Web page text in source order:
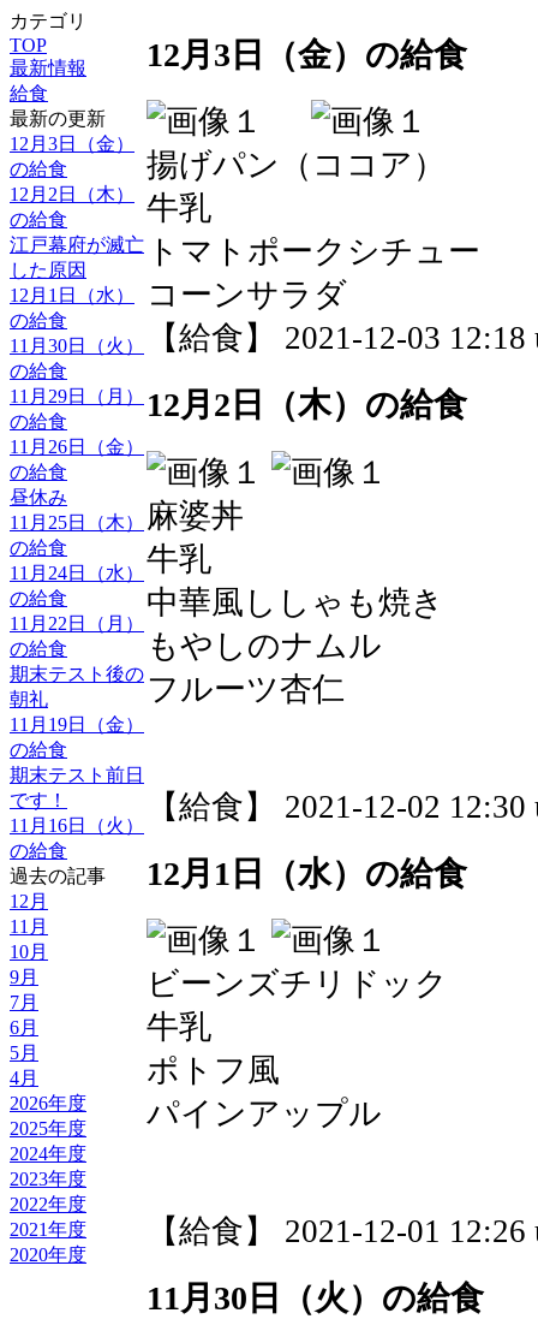
カテゴリ
TOP
最新情報
給食
最新の更新
12月3日（金）
の給食
12月2日（木）
の給食
江戸幕府が滅亡
した原因
12月1日（水）
の給食
11月30日（火）
の給食
11月29日（月）
の給食
11月26日（金）
の給食
昼休み
11月25日（木）
の給食
11月24日（水）
の給食
11月22日（月）
の給食
期末テスト後の
朝礼
11月19日（金）
の給食
期末テスト前日
です！
11月16日（火）
の給食
過去の記事
12月
11月
10月
9月
7月
6月
5月
4月
2026年度
2025年度
2024年度
2023年度
2022年度
2021年度
2020年度
12月3日（金）の給食
揚げパン（ココア）
牛乳
トマトポークシチュー
コーンサラダ
【給食】 2021-12-03 12:18
12月2日（木）の給食
麻婆丼
牛乳
中華風ししゃも焼き
もやしのナムル
フルーツ杏仁
【給食】 2021-12-02 12:30
12月1日（水）の給食
ビーンズチリドック
牛乳
ポトフ風
パインアップル
【給食】 2021-12-01 12:26
11月30日（火）の給食